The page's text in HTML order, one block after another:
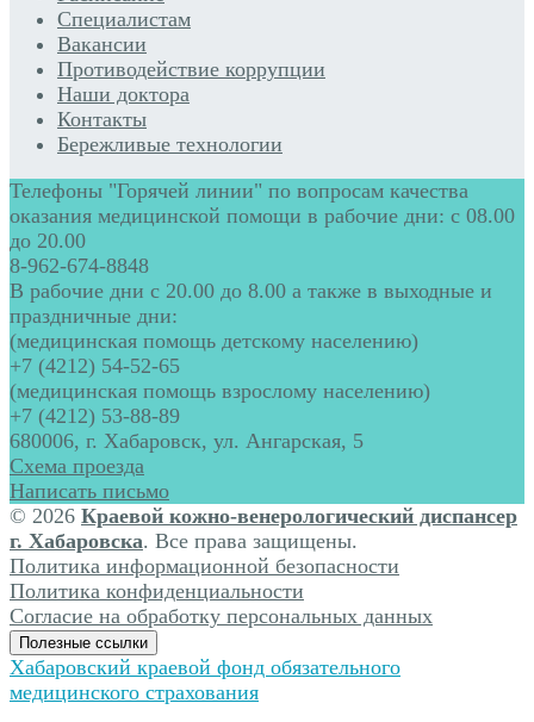
Специалистам
Вакансии
Противодействие коррупции
Наши доктора
Контакты
Бережливые технологии
Телефоны "Горячей линии" по вопросам качества
оказания медицинской помощи в рабочие дни: с 08.00
до 20.00
8-962-674-8848
В рабочие дни с 20.00 до 8.00 а также в выходные и
праздничные дни:
(медицинская помощь детскому населению)
+7 (4212) 54-52-65
(медицинская помощь взрослому населению)
+7 (4212) 53-88-89
680006, г. Хабаровск, ул. Ангарская, 5
Схема проезда
Написать письмо
© 2026 Краевой кожно-венерологический диспансер
г. Хабаровска. Все права защищены.
Политика информационной безопасности
Политика конфиденциальности
Согласие на обработку персональных данных
Полезные ссылки
Хабаровский краевой фонд обязательного
медицинского страхования